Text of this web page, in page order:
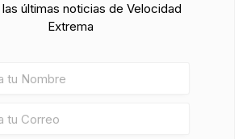
últimas noticias de Velocidad
Extrema